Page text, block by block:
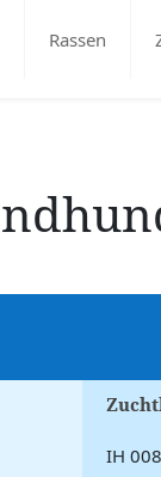
Rassen
IH